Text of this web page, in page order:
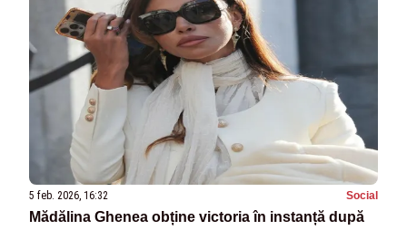
5 feb. 2026, 16:32 Social
Mădălina Ghenea obține victoria în instanță după